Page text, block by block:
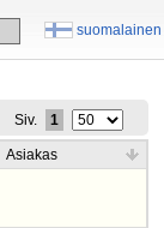
suomalainen
Siv. 1
Asiakas